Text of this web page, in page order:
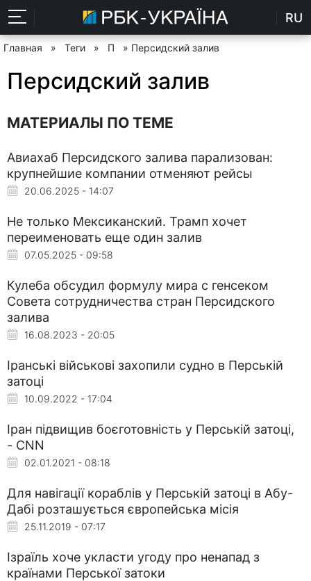
RU
Главная » Теги » П » Персидский залив
Персидский залив
МАТЕРИАЛЫ ПО ТЕМЕ
Авиахаб Персидского залива парализован:
крупнейшие компании отменяют рейсы
20.06.2025 - 14:07
Не только Мексиканский. Трамп хочет
переименовать еще один залив
07.05.2025 - 09:58
Кулеба обсудил формулу мира с генсеком
Совета сотрудничества стран Персидского
залива
16.08.2023 - 20:05
Іранські військові захопили судно в Перській
затоці
10.09.2022 - 17:04
Іран підвищив боєготовність у Перській затоці,
- CNN
02.01.2021 - 08:18
Для навігації кораблів у Перській затоці в Абу-
Дабі розташується європейська місія
25.11.2019 - 07:17
Ізраїль хоче укласти угоду про ненапад з
країнами Перської затоки